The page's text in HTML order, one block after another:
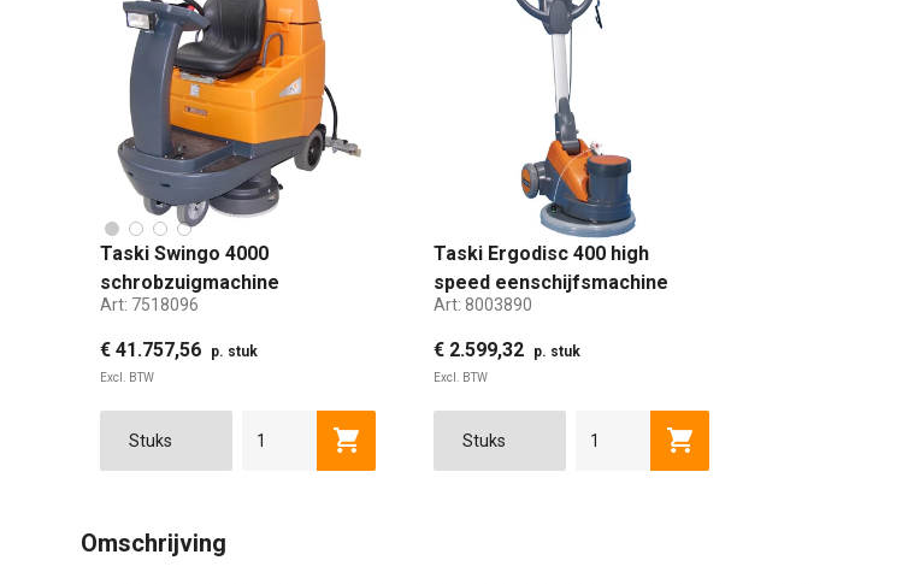
Taski Swingo 4000
schrobzuigmachine
Art: 7518096
€ 41.757,56 p. stuk
Excl. BTW
Toevoegen aan winkelwagen
Taski Ergodisc 400 high
speed eenschijfsmachine
Art: 8003890
€ 2.599,32 p. stuk
Excl. BTW
Toevoegen aan winkelwagen
Omschrijving